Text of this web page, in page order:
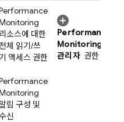
리소스에 대한
전체 읽기/쓰
기 액세스 권한
알림 구성 및
신
Performance
Monitoring
관리자권한